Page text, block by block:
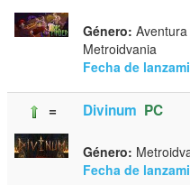
Género:
Metroidvania
Fecha de
= Divinum PC
Género:
Fecha de